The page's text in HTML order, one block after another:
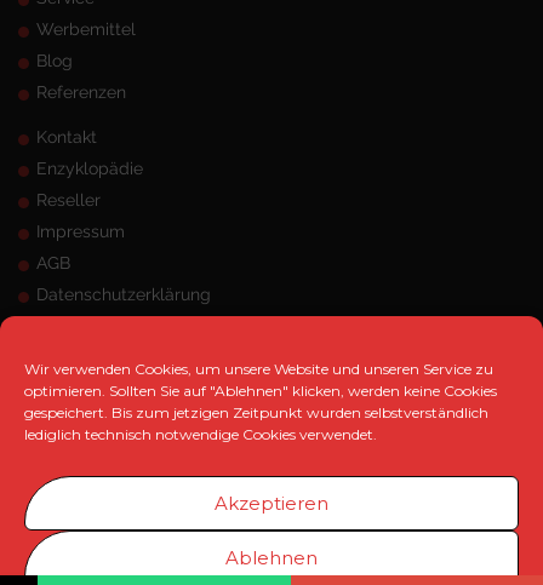
Wir verwenden Cookies, um unsere Website und unseren Service zu
optimieren. Sollten Sie auf "Ablehnen" klicken, werden keine Cookies
gespeichert. Bis zum jetzigen Zeitpunkt wurden selbstverständlich
lediglich technisch notwendige Cookies verwendet.
Akzeptieren
Ablehnen
Werbemittel
Blog
Referenzen
Kontakt
Enzyklopädie
Reseller
Impressum
AGB
Datenschutzerklärung
ANSCHRIFT
MK Marketing e.K.
Telefon:
Telefax:
info@mk-marketing.info